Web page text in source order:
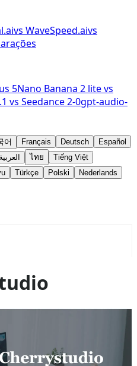
vs WaveSpeed.aivs
5Nano Banana 2 litevs
vs Seedance 2-0gpt-audio-
어 Français Deutsch
Español
العربية ไทย
Tiếng Việt
Türkçe Polski
Nederlands